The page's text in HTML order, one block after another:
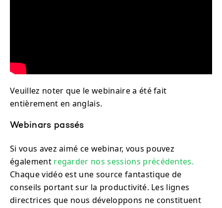
Veuillez noter que le webinaire a été fait
entièrement en anglais.
Webinars passés
Si vous avez aimé ce webinar, vous pouvez
également regarder nos sessions précédentes.
Chaque vidéo est une source fantastique de
conseils portant sur la productivité. Les lignes
directrices que nous développons ne constituent